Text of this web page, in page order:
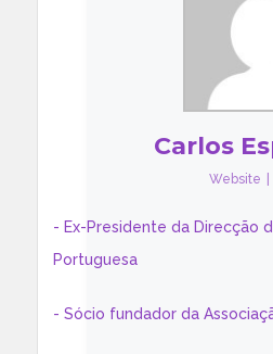
Carlos
Website
- Ex-Presidente da Direcção
Portuguesa
- Sócio fundador da